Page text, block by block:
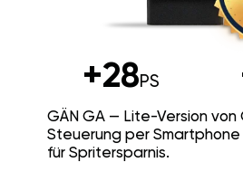
+28PS
GÄN GA — Lite-Version von
Steuerung per Smartphone
für Spritersparnis.